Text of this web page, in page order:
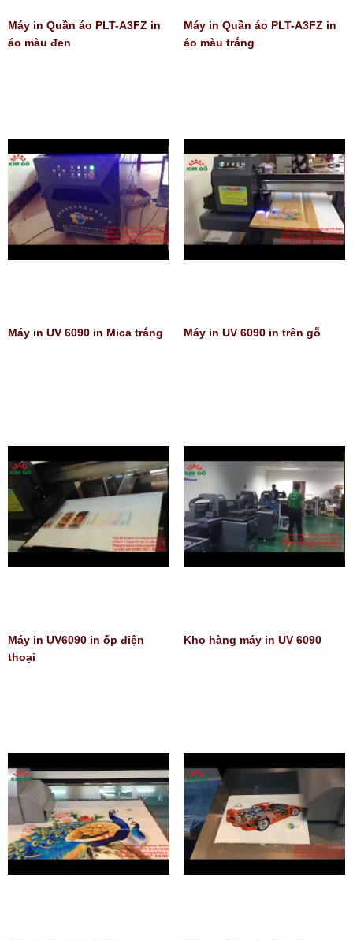
Máy in Quần áo PLT-A3FZ in
áo màu đen
Máy in Quần áo PLT-A3FZ in
áo màu trắng
Máy in UV 6090 in Mica trắng Máy in UV 6090 in trên gỗ
Máy in UV6090 in ốp điện
thoại
Kho hàng máy in UV 6090